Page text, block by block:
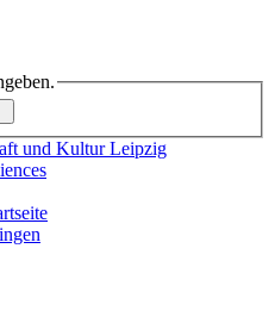
und Kultur Leipzig